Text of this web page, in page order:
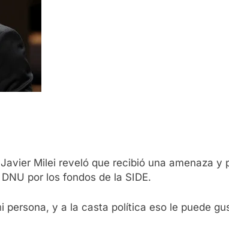
Milei reveló que recibió una amenaza
por los fondos de la SIDE.
y a la casta política eso le puede